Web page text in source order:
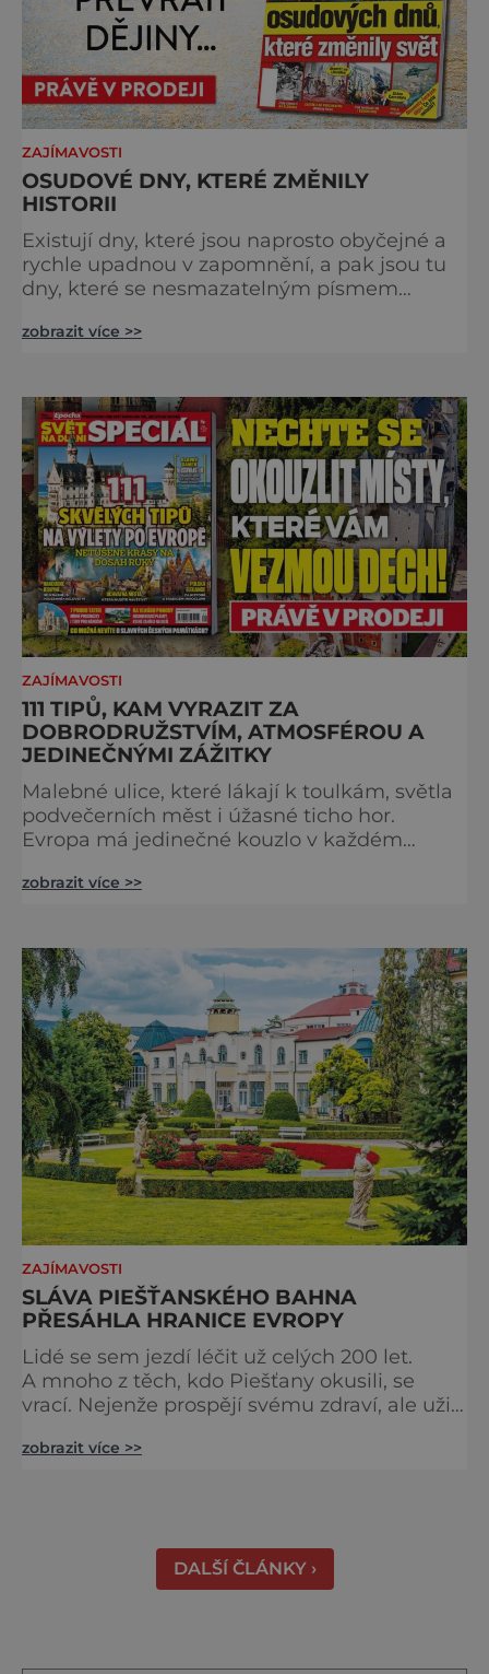
ZAJÍMAVOSTI
OSUDOVÉ DNY, KTERÉ ZMĚNILY
HISTORII
Existují dny, které jsou naprosto obyčejné a
rychle upadnou v zapomnění, a pak jsou tu
dny, které se nesmazatelným písmem
dojde k významnému objevu nebo děsivé
krážem. Je 10. dubna roku 49 př. n. l. a na
břehu říčky Rubikon pronáší Gaius Julius
Caesar svou slavnou vě
zobrazit více >>
ZAJÍMAVOSTI
111 TIPŮ, KAM VYRAZIT ZA
DOBRODRUŽSTVÍM, ATMOSFÉROU A
JEDINEČNÝMI ZÁŽITKY
Malebné ulice, které lákají k toulkám, světla
podvečerních měst i úžasné ticho hor.
Evropa má jedinečné kouzlo v každém
zve na cestu plnou inspirace, dobrodružství i
podobě. Města s neopakovatelnou
atmosférou Vydejte se s námi na prohlídku
měst, která patří k
zobrazit více >>
ZAJÍMAVOSTI
SLÁVA PIEŠŤANSKÉHO BAHNA
PŘESÁHLA HRANICE EVROPY
Lidé se sem jezdí léčit už celých 200 let.
A mnoho z těch, kdo Piešťany okusili, se
vrací. Nejenže prospějí svému zdraví, ale užijí
řekne slovenské lázně, Piešťany bývají první
zobrazit více >>
DALŠÍ ČLÁNKY ›